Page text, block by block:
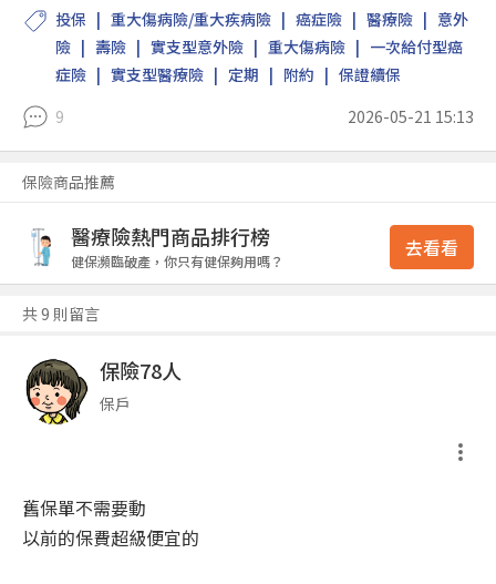
投保 重大傷病險/重大疾病險 癌症險 醫療險
意外
險
壽險 實支型意外險 重大傷病險
一次給付型癌
症險
實支型醫療險 定期 附約
保證續保
9
2026-05-21 15:13
保險商品推薦
醫療險熱門商品排行榜
健保瀕臨破產，你只有健保夠用嗎？
去看看
共 9 則留言
保險78人
保戶
舊保單不需要動
以前的保費超級便宜的